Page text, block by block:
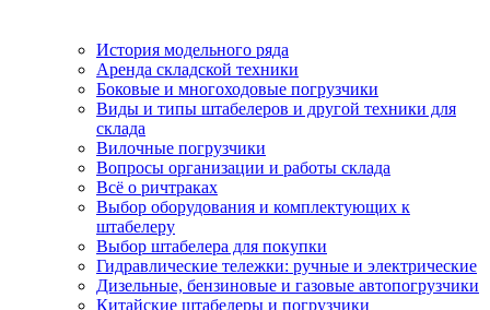
История модельного ряда
Аренда складской техники
Боковые и многоходовые погрузчики
Виды и типы штабелеров и другой техники для
склада
Вилочные погрузчики
Вопросы организации и работы склада
Всё о ричтраках
Выбор оборудования и комплектующих к
штабелеру
Выбор штабелера для покупки
Гидравлические тележки: ручные и электрические
Дизельные, бензиновые и газовые автопогрузчики
Китайские штабелеры и погрузчики